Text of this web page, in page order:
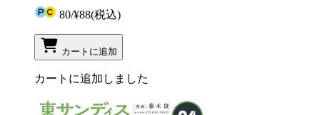
80/¥88(税込)
カートに追加
カートに追加しました